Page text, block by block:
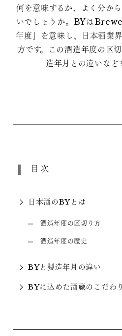
何を意味するか、よく分か
いでしょうか。BYは
年度」を意味し、日本酒業
方です。この酒造年度の区
造年月との違いなど
目次
日本酒のBYとは
酒造年度の区切り方
酒造年度の歴史
BYと製造年月の違い
BYに込めた酒蔵のこだわ